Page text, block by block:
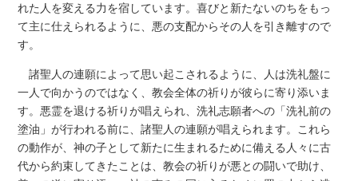
れた人を変える力を宿しています。喜びと新たないのちをもっ
て主に仕えられるように、悪の支配からその人を引き離すので
す。
諸聖人の連願によって思い起こされるように、人は洗礼盤に
一人で向かうのではなく、教会全体の祈りが彼らに寄り添いま
す。悪霊を退ける祈りが唱えられ、洗礼志願者への「洗礼前の
塗油」が行われる前に、諸聖人の連願が唱えられます。これら
の動作が、神の子として新たに生まれるために備える人々に古
代から約束してきたことは、教会の祈りが悪との闘いで助け、